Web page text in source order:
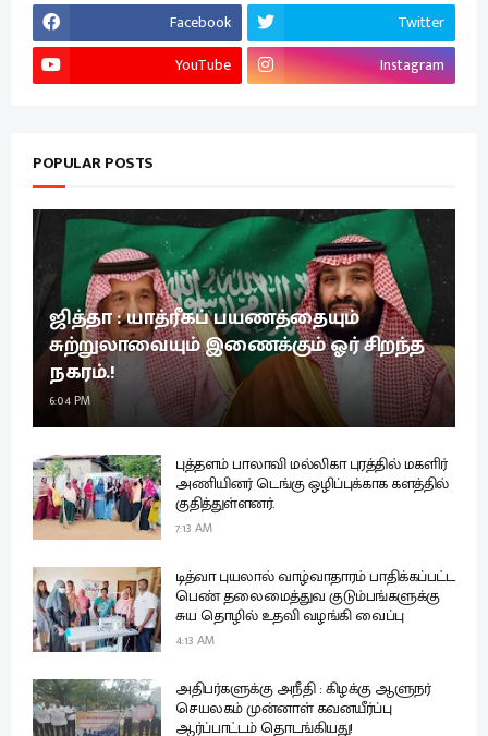
Facebook
Twitter
YouTube
Instagram
POPULAR POSTS
ஜித்தா : யாத்ரீகப் பயணத்தையும்
சுற்றுலாவையும் இணைக்கும் ஓர் சிறந்த
நகரம்.!
6:04 PM
புத்தளம் பாலாவி மல்லிகா புரத்தில் மகளிர்
அணியினர் டெங்கு ஒழிப்புக்காக களத்தில்
குதித்துள்ளனர்.
7:13 AM
டித்வா புயலால் வாழ்வாதாரம் பாதிக்கப்பட்ட
பெண் தலைமைத்துவ குடும்பங்களுக்கு
சுய தொழில் உதவி வழங்கி வைப்பு
4:13 AM
அதிபர்களுக்கு அநீதி : கிழக்கு ஆளுநர்
செயலகம் முன்னாள் கவனயீர்ப்பு
ஆர்ப்பாட்டம் தொடங்கியது!